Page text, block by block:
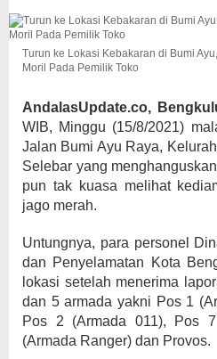
Pemilik
Toko
Turun ke Lokasi Kebakaran di Bumi
Moril Pada Pemilik Toko
AndalasUpdate.co,
WIB, Minggu (15/8/2021)
Jalan Bumi Ayu Raya,
Selebar yang
pun tak kuasa melihat
jago merah.
Untungnya, para personel
dan Penyelamatan Kota
lokasi setelah menerima
dan 5 armada yakni Pos 1
Pos 2 (Armada 011), Pos
(Armada Ranger) dan Provos.